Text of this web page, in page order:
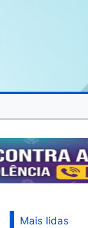
Mais lidas